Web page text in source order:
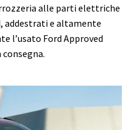
alle parti elettriche
addestrati e altamente
l’usato Ford Approved